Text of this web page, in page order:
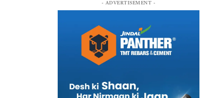
- ADVERTISEMENT -